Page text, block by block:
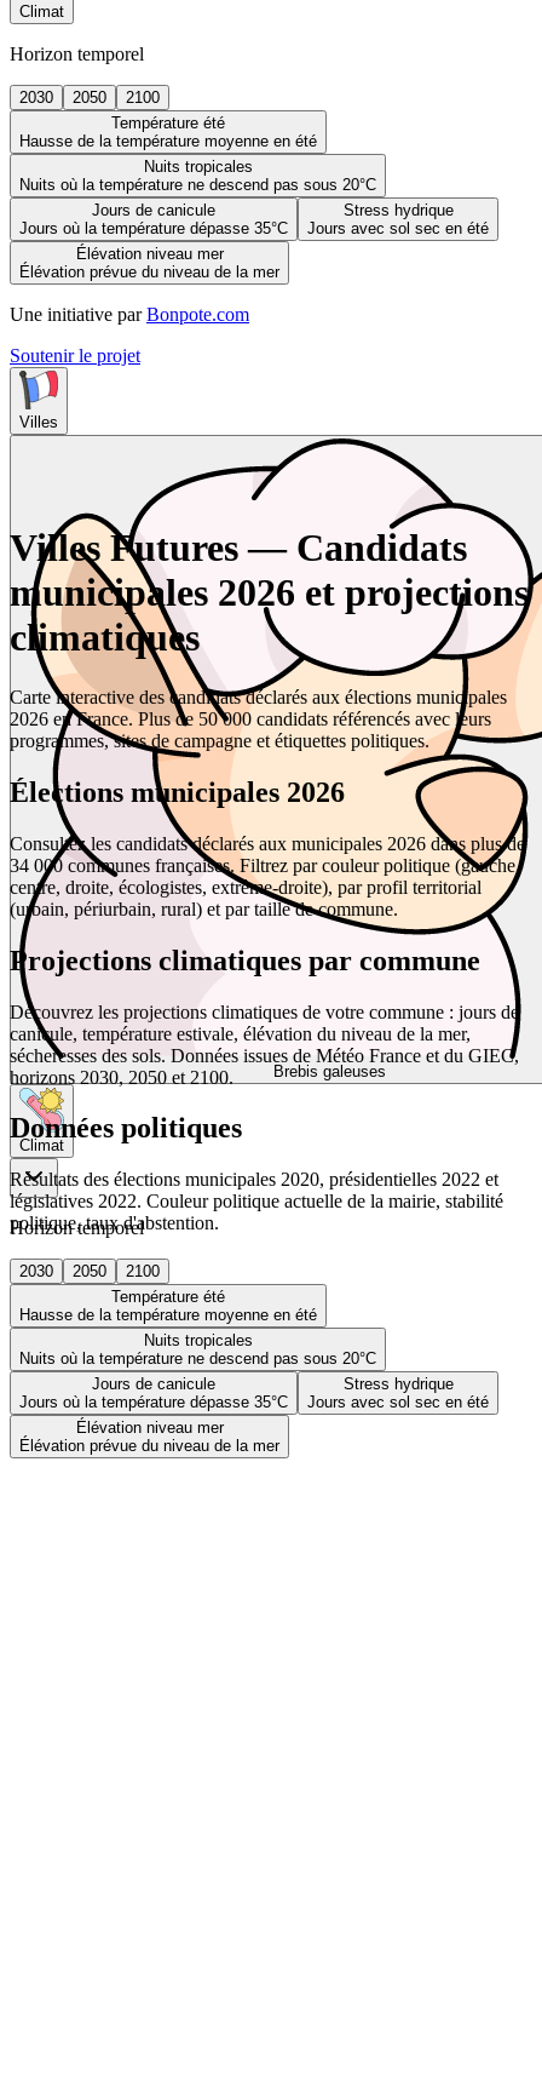
Climat
Horizon temporel
2030 2050
2100
Température été
Hausse de la température moyenne en été
Nuits tropicales
Nuits où la température ne descend pas sous 20°C
Jours de canicule
Jours où la température dépasse 35°C
Stress hydrique
Jours avec sol sec en été
Élévation niveau mer
Élévation prévue du niveau de la mer
Une initiative par Bonpote.com
Soutenir le projet
Villes
Brebis galeuses
Climat
Horizon temporel
2030 2050
2100
Température été
Hausse de la température moyenne en été
Nuits tropicales
Nuits où la température ne descend pas sous 20°C
Jours de canicule
Jours où la température dépasse 35°C
Stress hydrique
Jours avec sol sec en été
Élévation niveau mer
Élévation prévue du niveau de la mer
Villes Futures — Candidats
municipales 2026 et projections
climatiques
Carte interactive des candidats déclarés aux élections municipales
2026 en France. Plus de 50 000 candidats référencés avec leurs
programmes, sites de campagne et étiquettes politiques.
Élections municipales 2026
Consultez les candidats déclarés aux municipales 2026 dans plus de
34 000 communes françaises. Filtrez par couleur politique (gauche,
centre, droite, écologistes, extrême-droite), par profil territorial
(urbain, périurbain, rural) et par taille de commune.
Projections climatiques par commune
Découvrez les projections climatiques de votre commune : jours de
canicule, température estivale, élévation du niveau de la mer,
sécheresses des sols. Données issues de Météo France et du GIEC,
horizons 2030, 2050 et 2100.
Données politiques
Résultats des élections municipales 2020, présidentielles 2022 et
législatives 2022. Couleur politique actuelle de la mairie, stabilité
politique, taux d'abstention.